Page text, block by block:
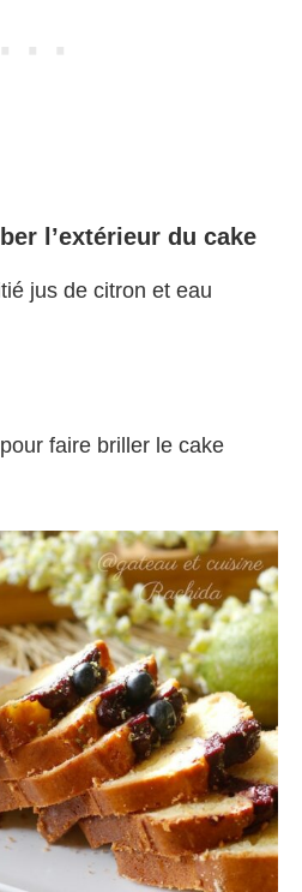
l’extérieur du cake
jus de citron et eau
faire briller le cake